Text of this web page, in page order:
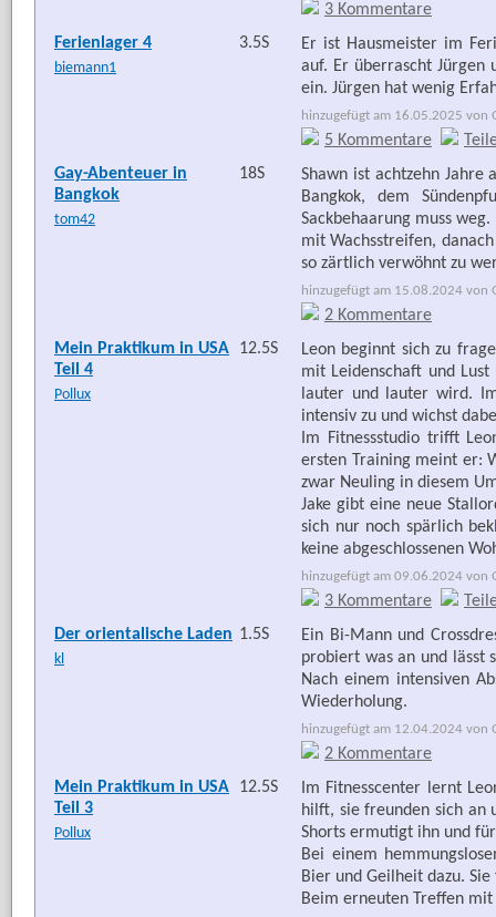
3 Kommentare
Ferienlager 4
biemann1
3.5S
Er ist Hausmeister im
auf. Er überrascht
ein. Jürgen hat wenig
hinzugefügt am 16.05.2025 von
5 Kommentare
Gay-Abenteuer in
Bangkok
tom42
18S
Shawn ist achtzehn
Bangkok, dem
Sackbehaarung muss
mit Wachsstreifen,
so zärtlich verwöhnt zu
hinzugefügt am 15.08.2024 von
2 Kommentare
Mein Praktikum in USA
Teil 4
Pollux
12.5S
Leon beginnt sich zu
mit Leidenschaft und
lauter und lauter wird.
intensiv zu und wichst
Im Fitnessstudio trifft
ersten Training meint er:
zwar Neuling in diesem
Jake gibt eine neue
sich nur noch spärlich
keine abgeschlossenen
hinzugefügt am 09.06.2024 von
3 Kommentare
Der orientalische Laden
kl
1.5S
Ein Bi-Mann und
probiert was an und lässt
Nach einem intensiven
Wiederholung.
hinzugefügt am 12.04.2024 von
2 Kommentare
Mein Praktikum in USA
Teil 3
Pollux
12.5S
Im Fitnesscenter lernt
hilft, sie freunden sich an
Shorts ermutigt ihn und
Bei einem
Bier und Geilheit dazu.
Beim erneuten Treffen